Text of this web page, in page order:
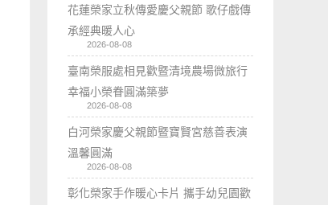
花蓮榮家立秋傳愛慶父親節 歌仔戲傳
承經典暖人心
2026-08-08
臺南榮服處相見歡暨清境農場微旅行
幸福小榮眷圓滿築夢
2026-08-08
白河榮家慶父親節暨寶賢宮慈善表演
溫馨圓滿
2026-08-08
彰化榮家手作暖心卡片 攜手幼兒園歡